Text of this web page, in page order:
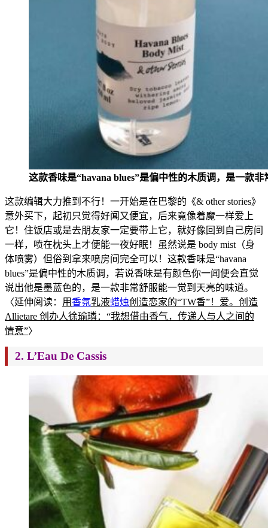
这款香味是“havana blues”是偏中性的木质调，是一款非
这款编辑大力推到不行！一开始是在巴黎的《& other stories》
意外买下，起初只觉得好闻又便宜，后来竟像着魔一样爱上
它！住饭店或是去朋友家一定要带上它，就好像回到自己房间
一样，喷在枕头上才便能一夜好眠！虽然说是 body mist（身
体喷雾）但俗到拿来喷房间完全可以！这款香味是“havana
blues”是偏中性的木质调，若说香味是有颜色你一闻便会直觉
说出他是墨蓝色的，是一款非常舒服能一觉到天亮的味道。
〈延伸阅读： 用 香氛乳液蜡烛创造恋家的“TW香”！爱。创造
Allietare 创办人徐瑜璘：“我想借由香气，传递人与人之间的
情意”〉
2. L’Eau De Cassis